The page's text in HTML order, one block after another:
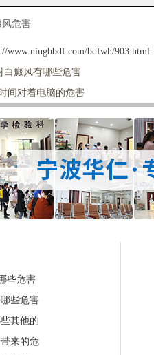
风危害
www.ningbbdf.com/bdfwh/903.html
白癜风有哪些危害
间对着电脑的危害
些危害
些危害
其他的
来的危